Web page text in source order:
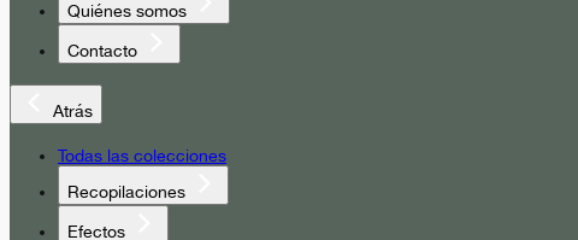
Quiénes somos
Contacto
Atrás
Todas las colecciones
Recopilaciones
Efectos